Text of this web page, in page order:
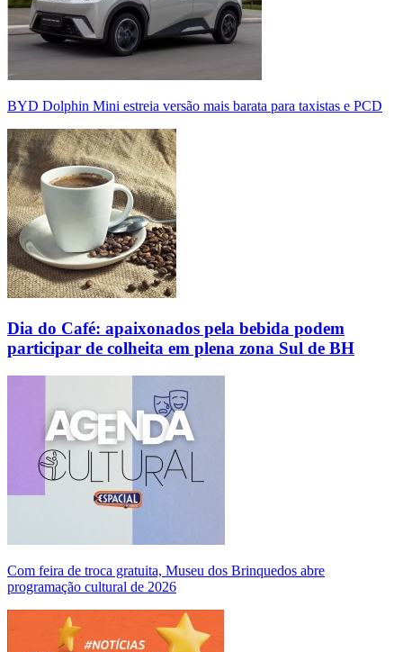
BYD Dolphin Mini estreia versão mais barata para taxistas e PCD
Dia do Café: apaixonados pela bebida podem
participar de colheita em plena zona Sul de BH
Com feira de troca gratuita, Museu dos Brinquedos abre
programação cultural de 2026